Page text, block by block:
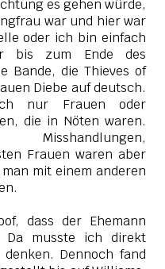
es gehen würde,
war und hier war
oder ich bin einfach
bis zum Ende des
Bande, die Thieves of
Diebe auf deutsch.
nur Frauen oder
die in Nöten waren.
Frauen waren aber
mit einem anderen
dass der Ehemann
Da musste ich direkt
Dennoch fand